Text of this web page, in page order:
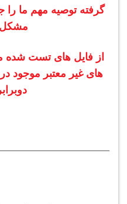
گرفته توصیه مهم ما را
مشکل
از فایل های تست شده
های غیر معتبر موجود